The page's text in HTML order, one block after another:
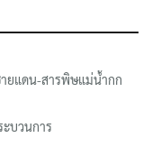
ายแดน-สารพิษแม่น้ำกก
ะบวนการ